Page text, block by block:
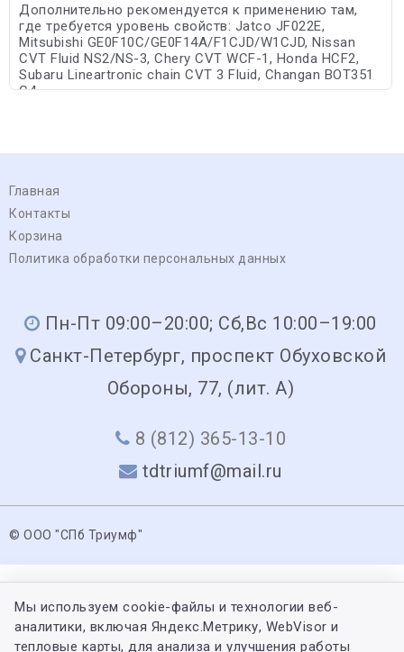
Дополнительно рекомендуется к применению там,
где требуется уровень свойств: Jatco JF022E,
Mitsubishi GE0F10C/GE0F14A/F1CJD/W1CJD, Nissan
CVT Fluid NS2/NS-3, Chery CVT WCF-1, Honda HCF2,
Subaru Lineartronic chain CVT 3 Fluid, Changan BOT351
C4.
Главная
Контакты
Корзина
Политика обработки персональных данных
Пн-Пт 09:00–20:00; Сб,Вс 10:00–19:00
Санкт-Петербург, проспект Обуховской
Обороны, 77, (лит. А)
8 (812) 365-13-10
tdtriumf@mail.ru
© ООО "СПб Триумф"
Мы используем cookie-файлы и технологии веб-
аналитики, включая Яндекс.Метрику, WebVisor и
тепловые карты, для анализа и улучшения работы